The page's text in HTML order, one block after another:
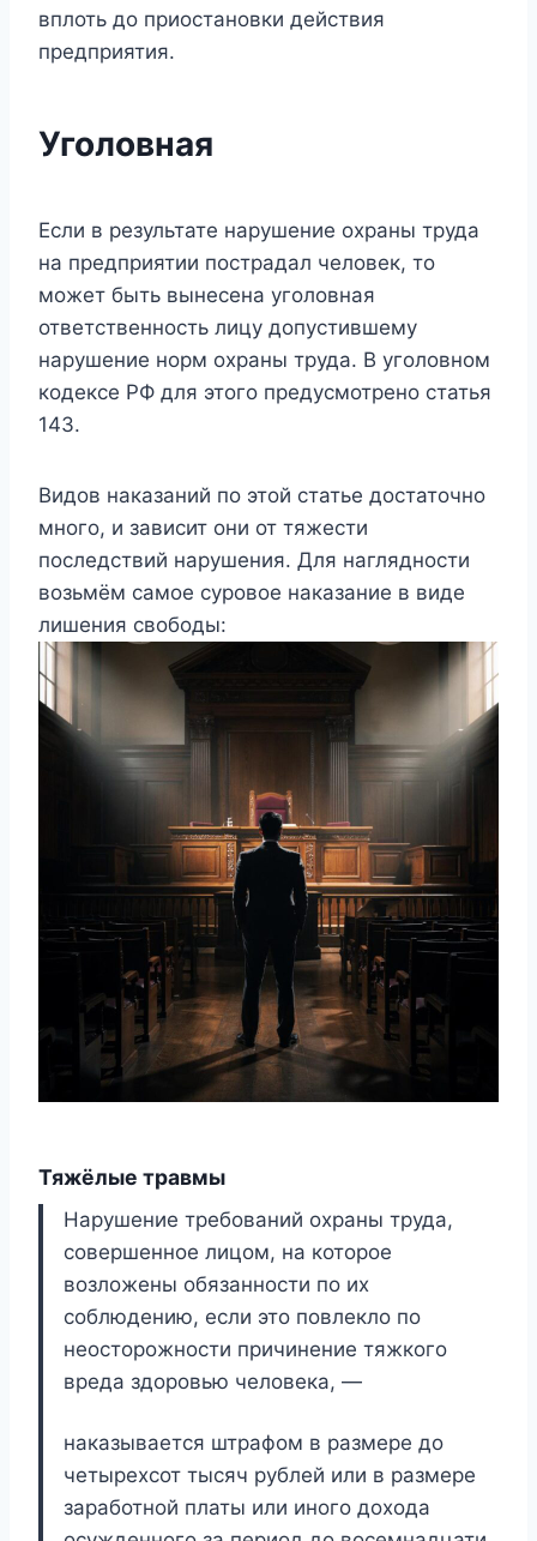
вплоть до приостановки действия
предприятия.
Уголовная
Если в результате нарушение охраны труда
на предприятии пострадал человек, то
может быть вынесена уголовная
ответственность лицу допустившему
нарушение норм охраны труда. В уголовном
кодексе РФ для этого предусмотрено статья
143.
Видов наказаний по этой статье достаточно
много, и зависит они от тяжести
последствий нарушения. Для наглядности
возьмём самое суровое наказание в виде
лишения свободы:
Тяжёлые травмы
Нарушение требований охраны труда,
совершенное лицом, на которое
возложены обязанности по их
соблюдению, если это повлекло по
неосторожности причинение тяжкого
вреда здоровью человека, —
наказывается штрафом в размере до
четырехсот тысяч рублей или в размере
заработной платы или иного дохода